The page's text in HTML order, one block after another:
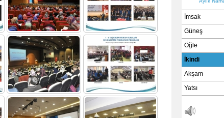
Ebu Davud,
Buhari,